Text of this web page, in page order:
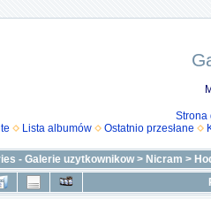
Strona
Lista albumów Ostatnio przesłane
- Galerie uzytkownikow> Nicram >